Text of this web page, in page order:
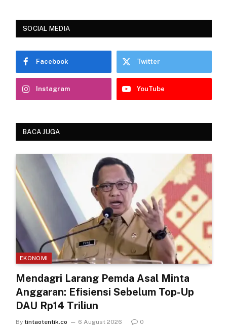
SOCIAL MEDIA
Facebook Twitter
Instagram YouTube
BACA JUGA
EKONOMI
Mendagri Larang Pemda Asal Minta
Anggaran: Efisiensi Sebelum Top-Up
DAU Rp14 Triliun
By tintaotentik.co 6 August 2026 0